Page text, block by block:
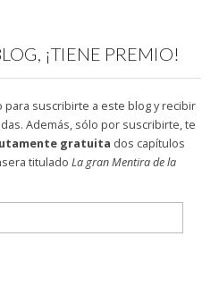
¡TIENE PREMIO!
suscribirte a este blog y recibir
Además, sólo por suscribirte, te
gratuita dos capítulos
titulado La gran Mentira de la